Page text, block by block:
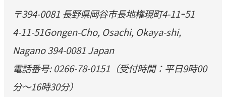
2021
魚類
2021
Habitat dependent
predation-competition
interaction shifts of invasive
smallmouth
bass(Micropterus dolomieu)
and resident cyprinids in the
〒394-0081 長野県岡谷市長地権現町4-11ｰ51
4-11-51Gongen-Cho, Osachi, Okaya-shi,
Nagano 394-0081 Japan
電話番号: 0266-78-0151（受付時間：平日9時00
分～16時30分）